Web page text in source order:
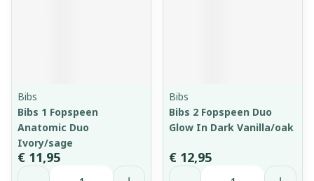
Bibs
Bibs 1 Fopspeen
Anatomic Duo
Ivory/sage
€ 11,95
Aantal
Bibs
Bibs 2 Fopspeen Duo
Glow In Dark Vanilla/oak
€ 12,95
Aantal